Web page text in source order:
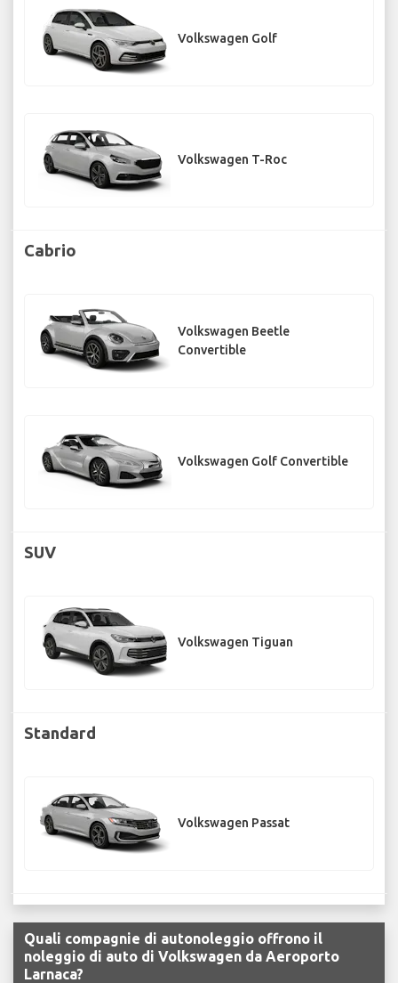
Volkswagen Golf
Volkswagen T-Roc
Cabrio
Volkswagen Beetle
Convertible
Volkswagen Golf Convertible
SUV
Volkswagen Tiguan
Standard
Volkswagen Passat
Quali compagnie di autonoleggio offrono il
noleggio di auto di Volkswagen da Aeroporto
Larnaca?